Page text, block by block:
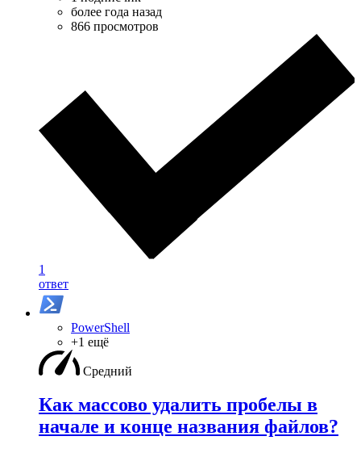
более года назад
866 просмотров
1
ответ
PowerShell
+1 ещё
Средний
Как массово удалить пробелы в
начале и конце названия файлов?